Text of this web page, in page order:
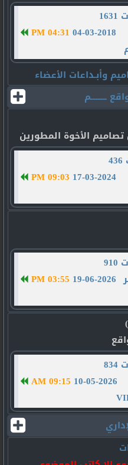
04-03-2018
04:31 PM
وأبـداعات الأعضاء
ـــــــــم
الأخوة المطورين
17-03-2024
09:03 PM
19-06-2026
03:55 PM
10-05-2026
09:15 AM